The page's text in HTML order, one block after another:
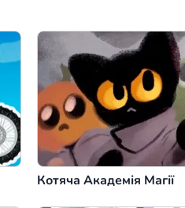
Скасувати
Котяча Академія Магії